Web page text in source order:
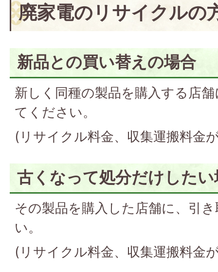
廃家電のリサイクルの
新品との買い替えの場合
新しく同種の製品を購入する店
てください。
(リサイクル料金、収集運搬料金
古くなって処分だけしたい
その製品を購入した店舗に、引
い。
(リサイクル料金、収集運搬料金